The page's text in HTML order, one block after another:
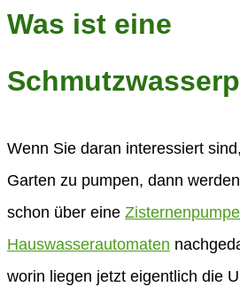
Was ist eine
Wenn Sie daran interessiert
Garten zu pumpen, dann
schon über eine Zisternenpumpe
Hauswasserautomaten
worin liegen jetzt eigentlich die